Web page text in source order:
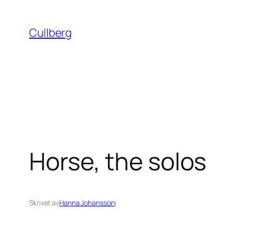
innehåll
Cullberg
Horse, the solos
Skrivet avHanna Johanssoni